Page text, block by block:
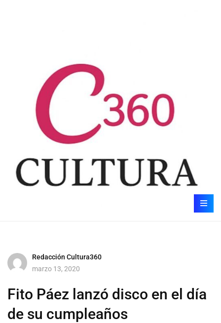
Redacción Cultura360
marzo 13, 2020
Fito Páez lanzó disco en el día
de su cumpleaños